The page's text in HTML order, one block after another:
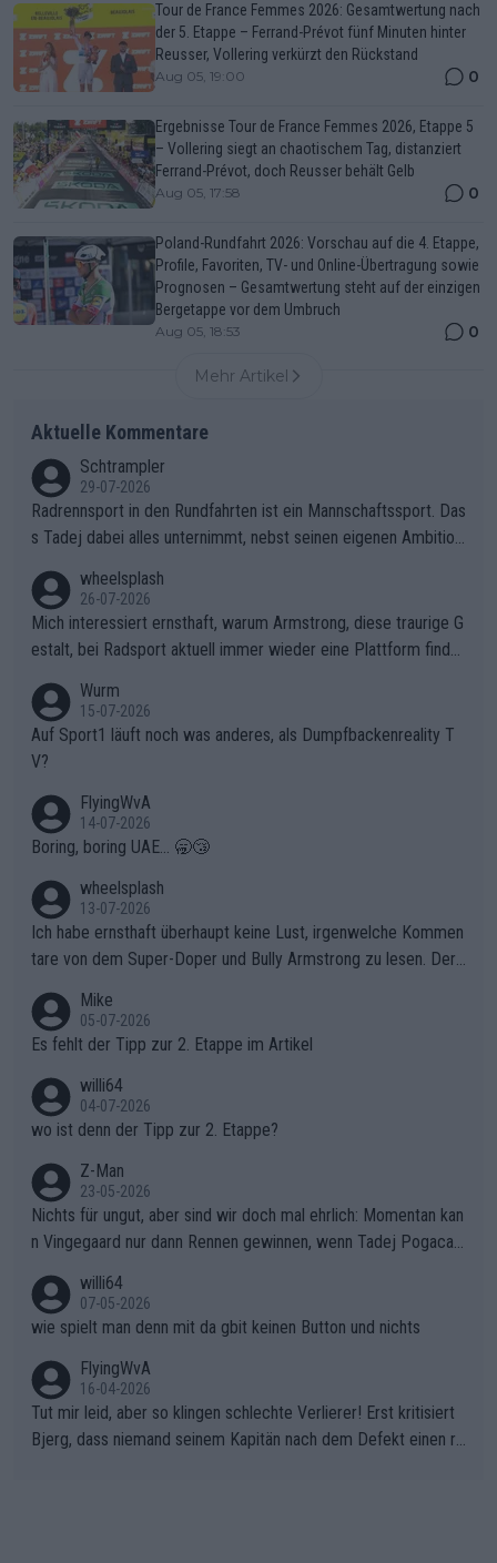
Tour de France Femmes 2026: Gesamtwertung nach
der 5. Etappe – Ferrand-Prévot fünf Minuten hinter
Reusser, Vollering verkürzt den Rückstand
Aug 05, 19:00 0
Ergebnisse Tour de France Femmes 2026, Etappe 5
– Vollering siegt an chaotischem Tag, distanziert
Ferrand-Prévot, doch Reusser behält Gelb
Aug 05, 17:58 0
Poland-Rundfahrt 2026: Vorschau auf die 4. Etappe,
Profile, Favoriten, TV- und Online-Übertragung sowie
Prognosen – Gesamtwertung steht auf der einzigen
Bergetappe vor dem Umbruch
Aug 05, 18:53 0
Mehr Artikel
Aktuelle Kommentare
Schtrampler
29-07-2026
Radrennsport in den Rundfahrten ist ein Mannschaftssport. Das
s Tadej dabei alles unternimmt, nebst seinen eigenen Ambition
ganze Team auch mental stark zu machen und konkret am Erf
olg teilzuhaben, ist ihm ganz hoch anzurechnen. Das ist ein Zei
chen weit über den Radsport hinaus.
wheelsplash
26-07-2026
Mich interessiert ernsthaft, warum Armstrong, diese traurige G
estalt, bei Radsport aktuell immer wieder eine Plattform finde
Wurm
15-07-2026
Auf Sport1 läuft noch was anderes, als Dumpfbackenreality T
V?
FlyingWvA
14-07-2026
Boring, boring UAE... 🥱😴
wheelsplash
13-07-2026
Ich habe ernsthaft überhaupt keine Lust, irgenwelche Kommen
tare von dem Super-Doper und Bully Armstrong zu lesen. Der
r die gehört nicht in dieses Medium!
Mike
05-07-2026
Es fehlt der Tipp zur 2. Etappe im Artikel
willi64
04-07-2026
wo ist denn der Tipp zur 2. Etappe?
Z-Man
23-05-2026
Nichts für ungut, aber sind wir doch mal ehrlich: Momentan kan
n Vingegaard nur dann Rennen gewinnen, wenn Tadej Pogacar
willi64
07-05-2026
wie spielt man denn mit da gbit keinen Button und nichts
FlyingWvA
16-04-2026
Tut mir leid, aber so klingen schlechte Verlierer! Erst kritisiert
Bjerg, dass niemand seinem Kapitän nach dem Defekt einen ro